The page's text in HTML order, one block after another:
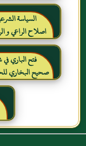
السياسة
اصلاح الراعي و
فتح الباري
صحيح البخاري
ابن حجر